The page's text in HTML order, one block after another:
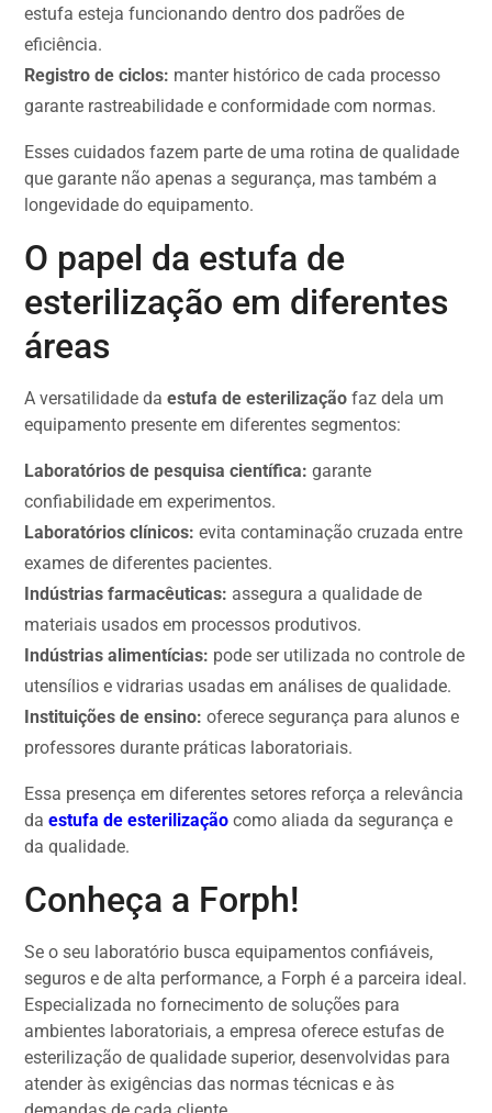
estufa esteja funcionando dentro dos padrões de
eficiência.
Registro de ciclos: manter histórico de cada processo
garante rastreabilidade e conformidade com normas.
Esses cuidados fazem parte de uma rotina de qualidade
que garante não apenas a segurança, mas também a
longevidade do equipamento.
O papel da estufa de
esterilização em diferentes
áreas
A versatilidade daestufa de esterilização faz dela um
equipamento presente em diferentes segmentos:
Laboratórios de pesquisa científica: garante
confiabilidade em experimentos.
Laboratórios clínicos: evita contaminação cruzada entre
exames de diferentes pacientes.
Indústrias farmacêuticas: assegura a qualidade de
materiais usados em processos produtivos.
Indústrias alimentícias: pode ser utilizada no controle de
utensílios e vidrarias usadas em análises de qualidade.
Instituições de ensino: oferece segurança para alunos e
professores durante práticas laboratoriais.
Essa presença em diferentes setores reforça a relevância
daestufa de esterilização como aliada da segurança e
da qualidade.
Conheça a Forph!
Se o seu laboratório busca equipamentos confiáveis,
seguros e de alta performance, a Forph é a parceira ideal.
Especializada no fornecimento de soluções para
ambientes laboratoriais, a empresa oferece estufas de
esterilização de qualidade superior, desenvolvidas para
atender às exigências das normas técnicas e às